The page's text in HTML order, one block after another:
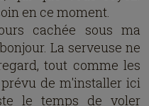
en ce moment.
cachée sous ma
La serveuse ne
tout comme les
prévu de m'installer ici
le temps de voler